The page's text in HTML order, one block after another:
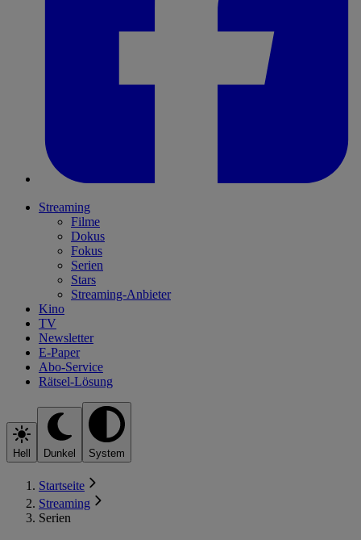
Streaming
Filme
Dokus
Fokus
Serien
Stars
Streaming-Anbieter
Kino
TV
Newsletter
E-Paper
Abo-Service
Rätsel-Lösung
Hell Dunkel System
Startseite
Streaming
Serien